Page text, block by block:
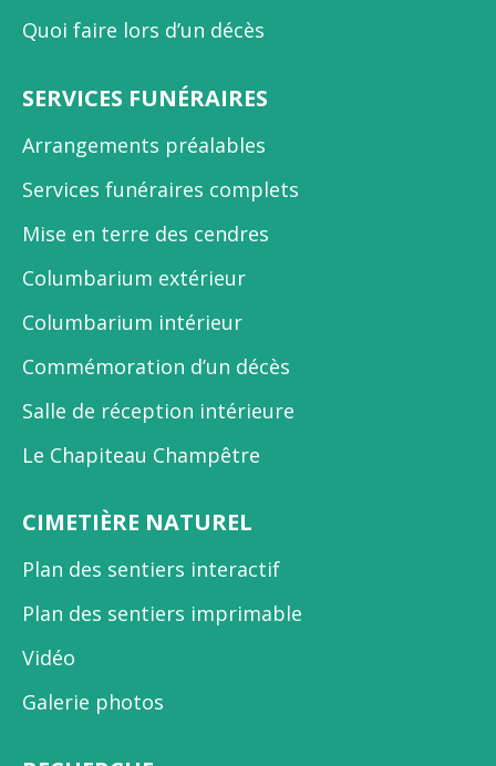
Quoi faire lors d’un décès
SERVICES FUNÉRAIRES
Arrangements préalables
Services funéraires complets
Mise en terre des cendres
Columbarium extérieur
Columbarium intérieur
Commémoration d’un décès
Salle de réception intérieure
Le Chapiteau Champêtre
CIMETIÈRE NATUREL
Plan des sentiers interactif
Plan des sentiers imprimable
Vidéo
Galerie photos